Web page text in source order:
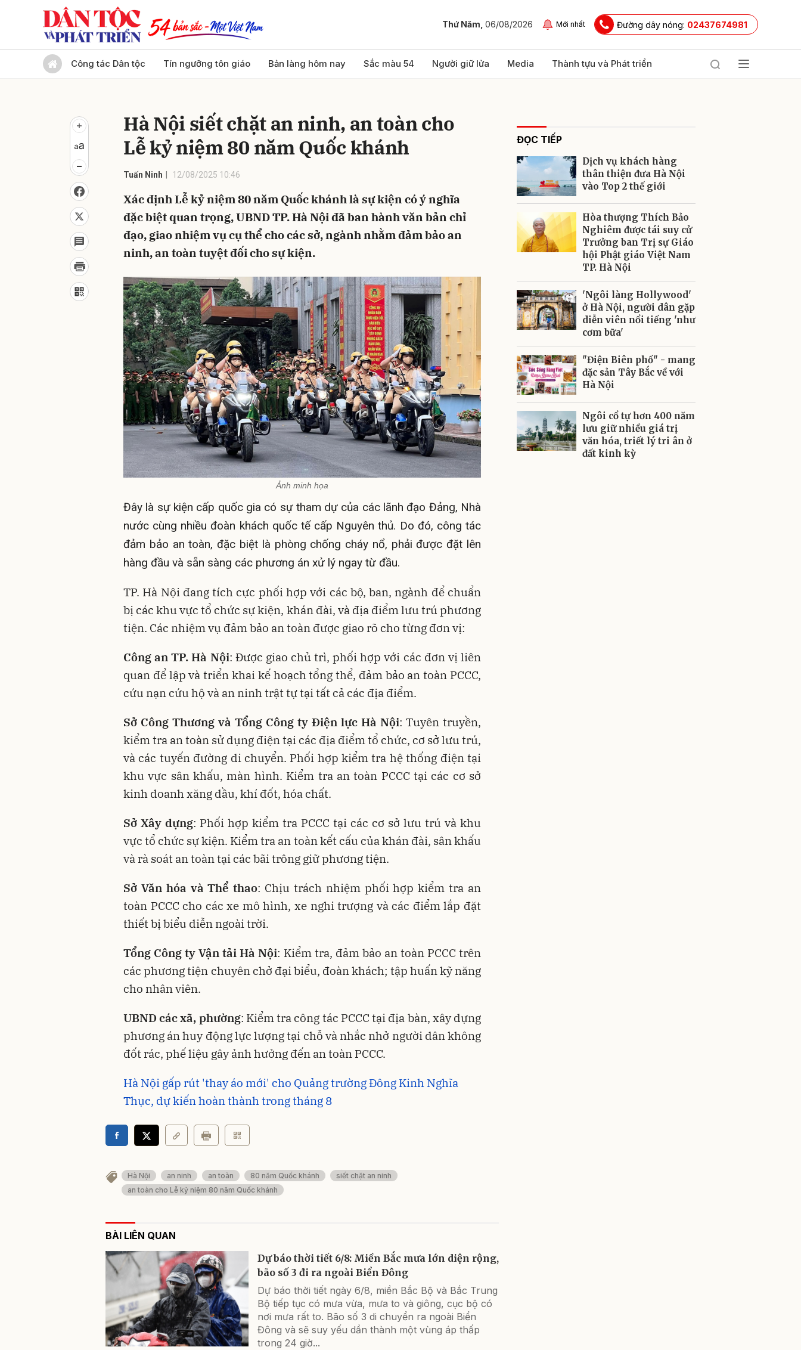
Thứ Năm, 06/08/2026 Mới nhất Đường dây nóng: 02437674981
Công tác Dân tộc Tín ngưỡng tôn giáo Bản làng hôm nay Sắc màu 54 Người giữ lửa Media Thành tựu và Phát triển
Hà Nội siết chặt an ninh, an toàn cho
Lễ kỷ niệm 80 năm Quốc khánh
Tuấn Ninh 12/08/2025 10:46
Xác định Lễ kỷ niệm 80 năm Quốc khánh là sự kiện có ý nghĩa
đặc biệt quan trọng, UBND TP. Hà Nội đã ban hành văn bản chỉ
đạo, giao nhiệm vụ cụ thể cho các sở, ngành nhằm đảm bảo an
ninh, an toàn tuyệt đối cho sự kiện.
Ảnh minh họa
Đây là sự kiện cấp quốc gia có sự tham dự của các lãnh đạo Đảng, Nhà
nước cùng nhiều đoàn khách quốc tế cấp Nguyên thủ. Do đó, công tác
đảm bảo an toàn, đặc biệt là phòng chống cháy nổ, phải được đặt lên
hàng đầu và sẵn sàng các phương án xử lý ngay từ đầu.
TP. Hà Nội đang tích cực phối hợp với các bộ, ban, ngành để chuẩn
bị các khu vực tổ chức sự kiện, khán đài, và địa điểm lưu trú phương
tiện. Các nhiệm vụ đảm bảo an toàn được giao rõ cho từng đơn vị:
Công an TP. Hà Nội: Được giao chủ trì, phối hợp với các đơn vị liên
quan để lập và triển khai kế hoạch tổng thể, đảm bảo an toàn PCCC,
cứu nạn cứu hộ và an ninh trật tự tại tất cả các địa điểm.
Sở Công Thương và Tổng Công ty Điện lực Hà Nội: Tuyên truyền,
kiểm tra an toàn sử dụng điện tại các địa điểm tổ chức, cơ sở lưu trú,
và các tuyến đường di chuyển. Phối hợp kiểm tra hệ thống điện tại
khu vực sân khấu, màn hình. Kiểm tra an toàn PCCC tại các cơ sở
kinh doanh xăng dầu, khí đốt, hóa chất.
Sở Xây dựng: Phối hợp kiểm tra PCCC tại các cơ sở lưu trú và khu
vực tổ chức sự kiện. Kiểm tra an toàn kết cấu của khán đài, sân khấu
và rà soát an toàn tại các bãi trông giữ phương tiện.
Sở Văn hóa và Thể thao: Chịu trách nhiệm phối hợp kiểm tra an
toàn PCCC cho các xe mô hình, xe nghi trượng và các điểm lắp đặt
thiết bị biểu diễn ngoài trời.
Tổng Công ty Vận tải Hà Nội: Kiểm tra, đảm bảo an toàn PCCC trên
các phương tiện chuyên chở đại biểu, đoàn khách; tập huấn kỹ năng
cho nhân viên.
UBND các xã, phường: Kiểm tra công tác PCCC tại địa bàn, xây dựng
phương án huy động lực lượng tại chỗ và nhắc nhở người dân không
đốt rác, phế liệu gây ảnh hưởng đến an toàn PCCC.
Hà Nội gấp rút 'thay áo mới' cho Quảng trường Đông Kinh Nghĩa
Thục, dự kiến hoàn thành trong tháng 8
Hà Nội an ninh an toàn 80 năm Quốc khánh
siết chặt an ninh
an toàn cho Lễ kỷ niệm 80 năm Quốc khánh
BÀI LIÊN QUAN
Dự báo thời tiết 6/8: Miền Bắc mưa lớn diện rộng,
bão số 3 đi ra ngoài Biển Đông
Dự báo thời tiết ngày 6/8, miền Bắc Bộ và Bắc Trung
Bộ tiếp tục có mưa vừa, mưa to và giông, cục bộ có
nơi mưa rất to. Bão số 3 di chuyển ra ngoài Biển
Đông và sẽ suy yếu dần thành một vùng áp thấp
trong 24 giờ...
ĐỌC TIẾP
Dịch vụ khách hàng
thân thiện đưa Hà Nội
vào Top 2 thế giới
Hòa thượng Thích Bảo
Nghiêm được tái suy cử
Trưởng ban Trị sự Giáo
hội Phật giáo Việt Nam
TP. Hà Nội
'Ngôi làng Hollywood'
ở Hà Nội, người dân gặp
diễn viên nổi tiếng 'như
cơm bữa'
"Điện Biên phố" - mang
đặc sản Tây Bắc về với
Hà Nội
Ngôi cổ tự hơn 400 năm
lưu giữ nhiều giá trị
văn hóa, triết lý tri ân ở
đất kinh kỳ
Gửi bình luận
Gửi